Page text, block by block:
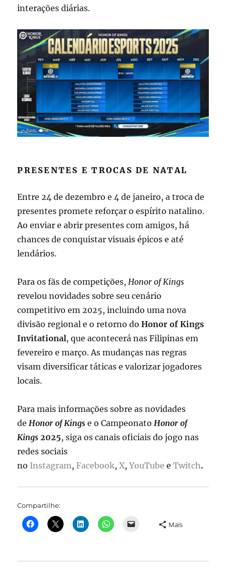
interações diárias.
PRESENTES E TROCAS DE NATAL
Entre 24 de dezembro e 4 de janeiro, a troca de
presentes promete reforçar o espírito natalino.
Ao enviar e abrir presentes com amigos, há
chances de conquistar visuais épicos e até
lendários.
Para os fãs de competições,Honor of Kings
revelou novidades sobre seu cenário
competitivo em 2025, incluindo uma nova
divisão regional e o retorno doHonor of Kings
Invitational, que acontecerá nas Filipinas em
fevereiro e março. As mudanças nas regras
visam diversificar táticas e valorizar jogadores
locais.
Para mais informações sobre as novidades
deHonor of Kings e o CampeonatoHonor of
Kings 2025, siga os canais oficiais do jogo nas
redes sociais
no Instagram,Facebook,X,YouTube eTwitch.
Compartilhe:
Mais